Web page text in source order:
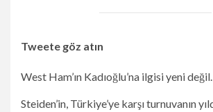
Tweete göz atın
West Ham’ın Kadıoğlu’na ilgisi yeni değil.
Steiden’in, Türkiye’ye karşı turnuvanın